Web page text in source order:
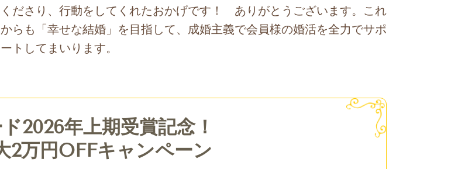
くださり、行動をしてくれたおかげです！ ありがとうございます。これ
からも「幸せな結婚」を目指して、成婚主義で会員様の婚活を全力でサポ
ートしてまいります。
2026年上期受賞記念！
2万円OFFキャンペーン